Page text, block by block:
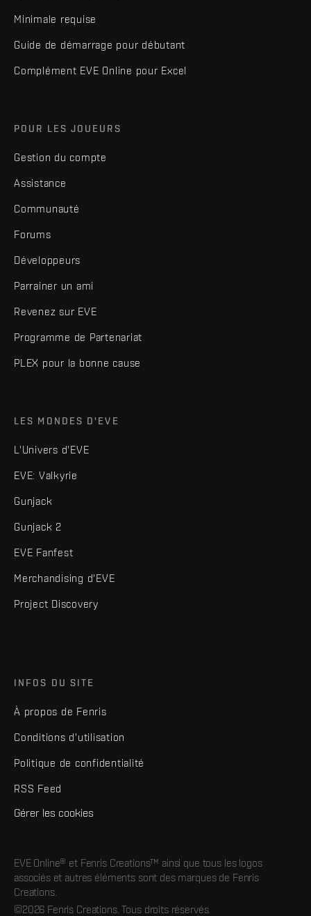
Minimale requise
Guide de démarrage pour débutant
Complément EVE Online pour Excel
POUR LES JOUEURS
Gestion du compte
Assistance
Communauté
Forums
Développeurs
Parrainer un ami
Revenez sur EVE
Programme de Partenariat
PLEX pour la bonne cause
LES MONDES D'EVE
L'Univers d'EVE
EVE: Valkyrie
Gunjack
Gunjack 2
EVE Fanfest
Merchandising d'EVE
Project Discovery
INFOS DU SITE
À propos de Fenris
Conditions d'utilisation
Politique de confidentialité
RSS Feed
Gérer les cookies
EVE Online® et Fenris Creations™ ainsi que tous les logos
associés et autres éléments sont des marques de Fenris
Creations.
©2026 Fenris Creations. Tous droits réservés.